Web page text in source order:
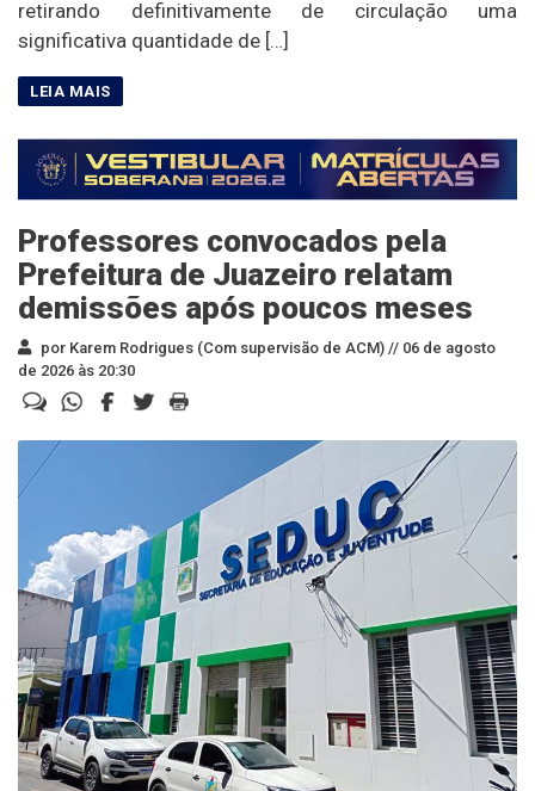
retirando definitivamente de circulação uma
significativa quantidade de […]
Professores convocados pela
Prefeitura de Juazeiro relatam
demissões após poucos meses
por Karem Rodrigues (Com supervisão de ACM) // 06 de agosto
de 2026 às 20:30